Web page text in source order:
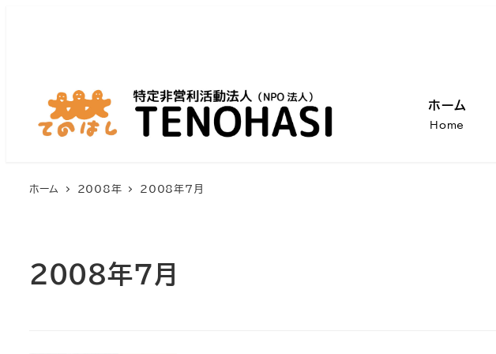
ホーム
Home
ホーム 2008年 2008年7月
2008年7月